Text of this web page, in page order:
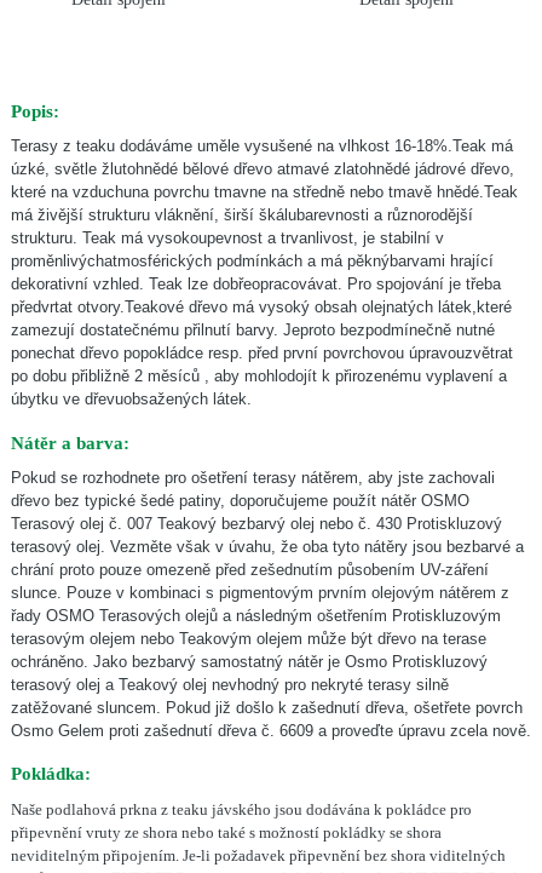
Popis:
Terasy z teaku dodáváme uměle vysušené na vlhkost 16-18%.Teak má
úzké, světle žlutohnědé bělové dřevo atmavé zlatohnědé jádrové dřevo,
které na vzduchuna povrchu tmavne na středně nebo tmavě hnědé.Teak
má živější strukturu vláknění, širší škálubarevnosti a různorodější
strukturu. Teak má vysokoupevnost a trvanlivost, je stabilní v
proměnlivýchatmosférických podmínkách a má pěknýbarvami hrající
dekorativní vzhled. Teak lze dobřeopracovávat. Pro spojování je třeba
předvrtat otvory.Teakové dřevo má vysoký obsah olejnatých látek,které
zamezují dostatečnému přilnutí barvy. Jeproto bezpodmínečně nutné
ponechat dřevo popokládce resp. před první povrchovou úpravouzvětrat
po dobu přibližně 2 měsíců , aby mohlodojít k přirozenému vyplavení a
úbytku ve dřevuobsažených látek.
Nátěr a barva:
Pokud se rozhodnete pro ošetření terasy nátěrem, aby jste zachovali
dřevo bez typické šedé patiny, doporučujeme použít nátěr OSMO
Terasový olej č. 007 Teakový bezbarvý olej nebo č. 430 Protiskluzový
terasový olej. Vezměte však v úvahu, že oba tyto nátěry jsou bezbarvé a
chrání proto pouze omezeně před zešednutím působením UV-záření
slunce. Pouze v kombinaci s pigmentovým prvním olejovým nátěrem z
řady OSMO Terasových olejů a následným ošetřením Protiskluzovým
terasovým olejem nebo Teakovým olejem může být dřevo na terase
ochráněno. Jako bezbarvý samostatný nátěr je Osmo Protiskluzový
terasový olej a Teakový olej nevhodný pro nekryté terasy silně
zatěžované sluncem. Pokud již došlo k zašednutí dřeva, ošetřete povrch
Osmo Gelem proti zašednutí dřeva č. 6609 a proveďte úpravu zcela nově.
Pokládka:
Naše podlahová prkna z teaku jávského jsou dodávána k pokládce pro
připevnění vruty ze shora nebo také s možností pokládky se shora
neviditelným připojením. Je-li požadavek připevnění bez shora viditelných